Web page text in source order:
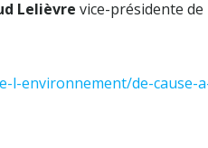
Lelièvre vice-présidente de
environnement/de-